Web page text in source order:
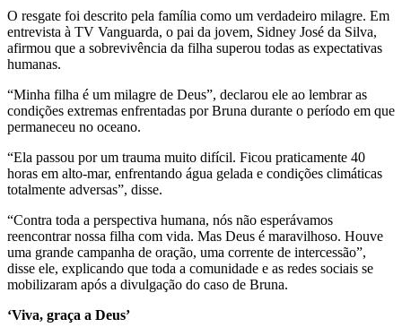
O resgate foi descrito pela família como um verdadeiro milagre. Em
entrevista à TV Vanguarda, o pai da jovem, Sidney José da Silva,
afirmou que a sobrevivência da filha superou todas as expectativas
humanas.
“Minha filha é um milagre de Deus”, declarou ele ao lembrar as
condições extremas enfrentadas por Bruna durante o período em que
permaneceu no oceano.
“Ela passou por um trauma muito difícil. Ficou praticamente 40
horas em alto-mar, enfrentando água gelada e condições climáticas
totalmente adversas”, disse.
“Contra toda a perspectiva humana, nós não esperávamos
reencontrar nossa filha com vida. Mas Deus é maravilhoso. Houve
uma grande campanha de oração, uma corrente de intercessão”,
disse ele, explicando que toda a comunidade e as redes sociais se
mobilizaram após a divulgação do caso de Bruna.
‘Viva, graça a Deus’